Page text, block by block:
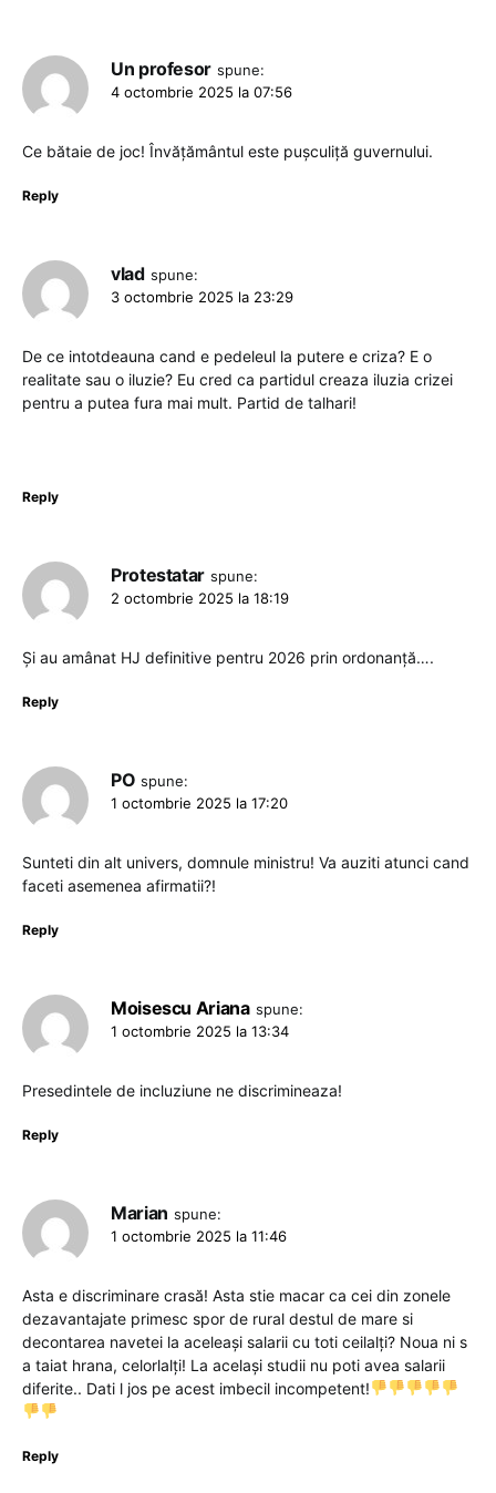
Un profesor spune:
4 octombrie 2025 la 07:56
Ce bătaie de joc! Învățământul este pușculiță guvernului.
Reply
vlad spune:
3 octombrie 2025 la 23:29
De ce intotdeauna cand e pedeleul la putere e criza? E o
realitate sau o iluzie? Eu cred ca partidul creaza iluzia crizei
pentru a putea fura mai mult. Partid de talhari!
Reply
Protestatar spune:
2 octombrie 2025 la 18:19
Și au amânat HJ definitive pentru 2026 prin ordonanță….
Reply
PO spune:
1 octombrie 2025 la 17:20
Sunteti din alt univers, domnule ministru! Va auziti atunci cand
faceti asemenea afirmatii?!
Reply
Moisescu Ariana spune:
1 octombrie 2025 la 13:34
Presedintele de incluziune ne discrimineaza!
Reply
Marian spune:
1 octombrie 2025 la 11:46
Asta e discriminare crasă! Asta stie macar ca cei din zonele
dezavantajate primesc spor de rural destul de mare si
decontarea navetei la aceleași salarii cu toti ceilalți? Noua ni s
a taiat hrana, celorlalți! La același studii nu poti avea salarii
diferite.. Dati l jos pe acest imbecil incompetent!
Reply